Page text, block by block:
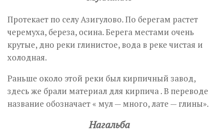
Протекает по селу Азигулово. По берегам растет
черемуха, береза, осина. Берега местами очень
крутые, дно реки глинистое, вода в реке чистая и
холодная.
Раньше около этой реки был кирпичный завод,
здесь же брали материал для кирпича . В переводе
название обозначает « мул — много, лате — глины».
Нагальба